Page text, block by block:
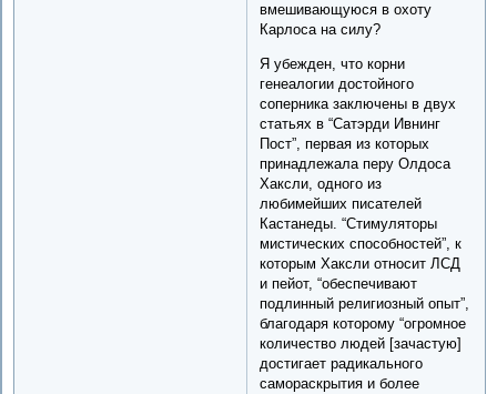
вмешивающуюся в охоту
Карлоса на силу?
Я убежден, что корни
генеалогии достойного
соперника заключены в двух
статьях в “Сатэрди Ивнинг
Пост”, первая из которых
принадлежала перу Олдоса
Хаксли, одного из
любимейших писателей
Кастанеды. “Стимуляторы
мистических способностей”, к
которым Хаксли относит ЛСД
и пейот, “обеспечивают
подлинный религиозный опыт”,
благодаря которому “огромное
количество людей [зачастую]
достигает радикального
самораскрытия и более